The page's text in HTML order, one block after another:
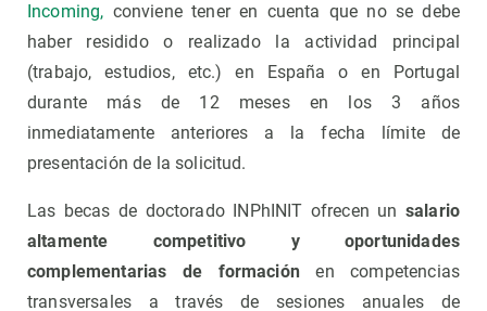
Incoming, conviene tener en cuenta que no se debe
haber residido o realizado la actividad principal
(trabajo, estudios, etc.) en España o en Portugal
durante más de 12 meses en los 3 años
inmediatamente anteriores a la fecha límite de
presentación de la solicitud.
Las becas de doctorado INPhINIT ofrecen un salario
altamente competitivo y oportunidades
complementarias de formaciónen competencias
transversales a través de sesiones anuales de